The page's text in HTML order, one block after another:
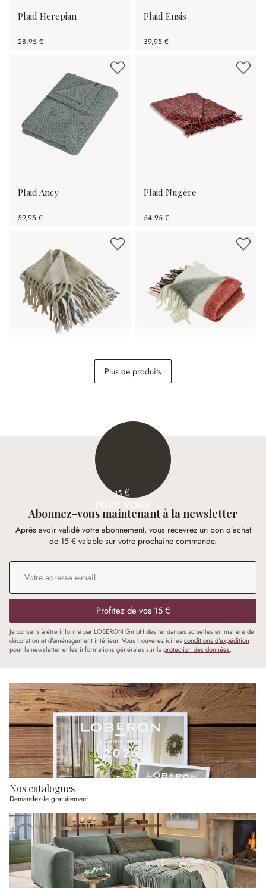
Plaid Herepian
28,95 €
Plaid Ensis
39,95 €
Plaid Ancy
59,95 €
Plaid Nugère
54,95 €
Plaid McGreg
Plus de produits
15 €
Abonnez-vous maintenant à la newsletter
Après avoir validé votre abonnement, vous recevrez un bon d’achat
de 15 € valable sur votre prochaine commande.
Adresse e-mail*
Profitez de vos 15 €
Je consens à être informé par LOBERON GmbH des tendances actuelles en matière de
décoration et d'aménagement intérieur. Vous trouverez ici les conditions d'expédition
pour la newsletter et les informations générales sur laprotection des données.
Nos catalogues
Demandez-le gratuitement